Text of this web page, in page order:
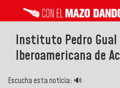
Instituto Pedro Gual
Iberoamericana de
Escucha esta noticia: 🔊